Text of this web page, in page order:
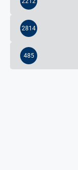
2814
485